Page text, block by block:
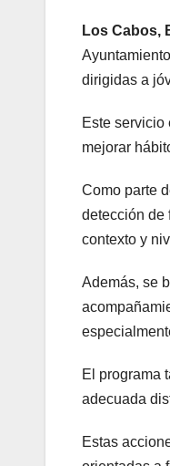
Los Cabos,
dirigidas a
Este
mejorar
Como parte
detección de
contexto y
Además, se
El programa
adecuada
Estas